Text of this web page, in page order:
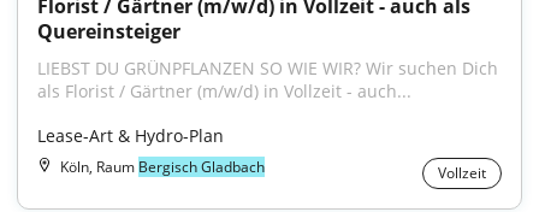
Florist / Gärtner (m/w/d) in Vollzeit - auch als
Quereinsteiger
LIEBST DU GRÜNPFLANZEN SO WIE WIR? Wir suchen Dich
als Florist / Gärtner (m/w/d) in Vollzeit - auch...
Lease-Art & Hydro-Plan
Köln, Raum Bergisch Gladbach Vollzeit